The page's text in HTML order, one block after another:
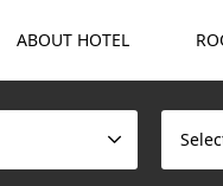
ABOUT HOTEL